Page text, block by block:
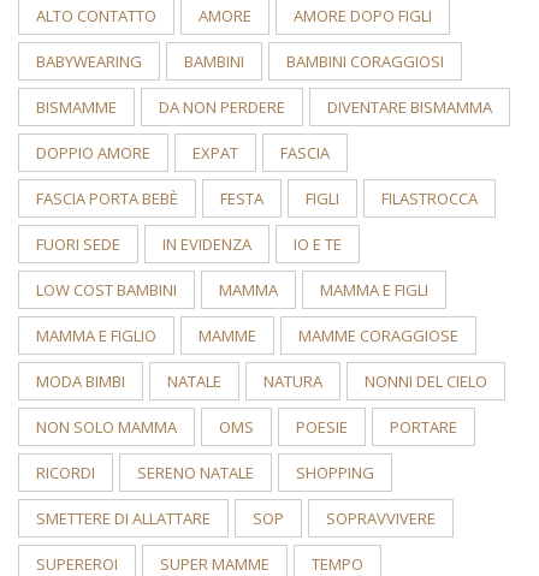
ALTO CONTATTO AMORE AMORE DOPO FIGLI
BABYWEARING BAMBINI BAMBINI CORAGGIOSI
BISMAMME DA NON PERDERE DIVENTARE BISMAMMA
DOPPIO AMORE EXPAT FASCIA
FASCIA PORTA BEBÈ FESTA FIGLI FILASTROCCA
FUORI SEDE IN EVIDENZA IO E TE
LOW COST BAMBINI MAMMA MAMMA E FIGLI
MAMMA E FIGLIO MAMME MAMME CORAGGIOSE
MODA BIMBI NATALE NATURA NONNI DEL CIELO
NON SOLO MAMMA OMS POESIE PORTARE
RICORDI SERENO NATALE SHOPPING
SMETTERE DI ALLATTARE SOP SOPRAVVIVERE
SUPEREROI SUPER MAMME TEMPO